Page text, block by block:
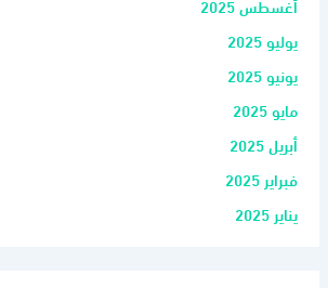
أغسطس 2025
يوليو 2025
يونيو 2025
مايو 2025
أبريل 2025
فبراير 2025
يناير 2025